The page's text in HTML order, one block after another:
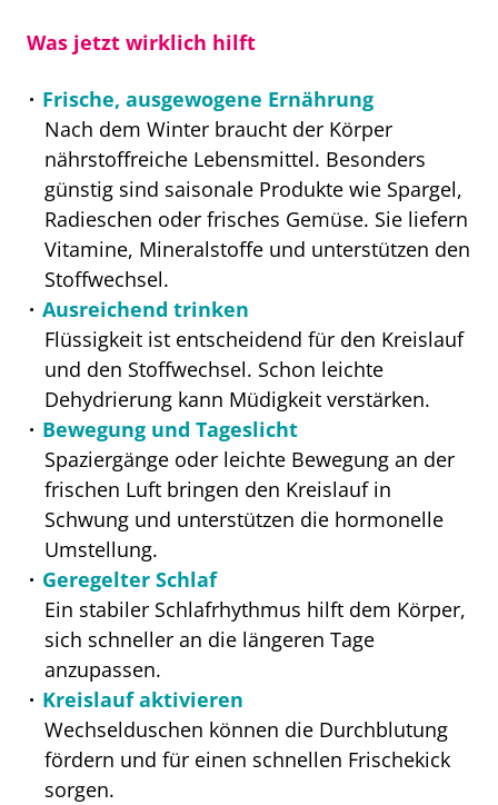
Was jetzt wirklich hilft
Frische, ausgewogene Ernährung
Nach dem Winter braucht der Körper
nährstoffreiche Lebensmittel. Besonders
günstig sind saisonale Produkte wie Spargel,
Radieschen oder frisches Gemüse. Sie liefern
Vitamine, Mineralstoffe und unterstützen den
Stoffwechsel.
Ausreichend trinken
Flüssigkeit ist entscheidend für den Kreislauf
und den Stoffwechsel. Schon leichte
Dehydrierung kann Müdigkeit verstärken.
Bewegung und Tageslicht
Spaziergänge oder leichte Bewegung an der
frischen Luft bringen den Kreislauf in
Schwung und unterstützen die hormonelle
Umstellung.
Geregelter Schlaf
Ein stabiler Schlafrhythmus hilft dem Körper,
sich schneller an die längeren Tage
anzupassen.
Kreislauf aktivieren
Wechselduschen können die Durchblutung
fördern und für einen schnellen Frischekick
sorgen.